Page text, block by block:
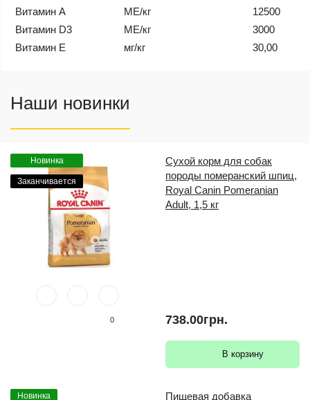
Витамин A
МЕ/кг
12500
Витамин D3
МЕ/кг
3000
Витамин E
мг/кг 30,00
Наши новинки
Новинка
Заканчивается
0
Сухой корм для собак
породы померанский шпиц,
Royal Canin Pomeranian
Adult, 1,5 кг
738.00грн.
В корзину
Новинка Пищевая добавка